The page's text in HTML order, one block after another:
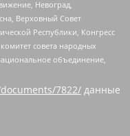
Невоград,
Верховный Совет
Республики, Конгресс
совета народных
объединение,
7822/ данные